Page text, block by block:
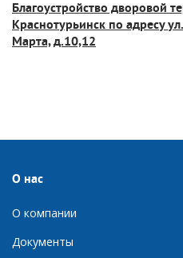
Благоустройство дворовой
Краснотурьинск по адресу
Марта, д.10,12
О нас
О компании
Документы